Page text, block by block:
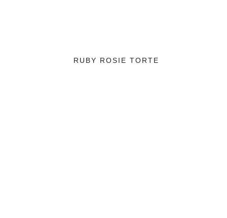
RUBY ROSIE TORTE